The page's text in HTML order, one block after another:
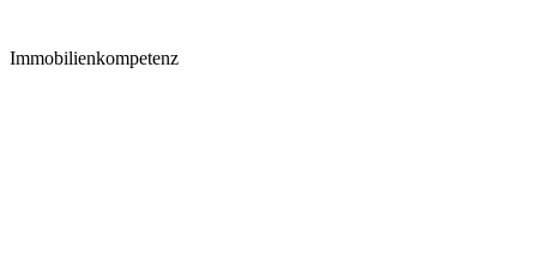
Immobilienkompetenz